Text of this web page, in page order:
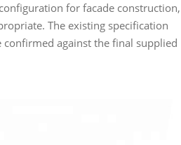
for facade construction,
The existing specification
confirmed against the final supplied